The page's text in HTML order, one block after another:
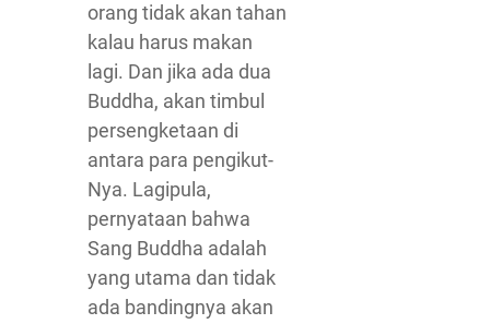
orang tidak akan tahan
kalau harus makan
lagi. Dan jika ada dua
Buddha, akan timbul
persengketaan di
antara para pengikut-
Nya. Lagipula,
pernyataan bahwa
Sang Buddha adalah
yang utama dan tidak
ada bandingnya akan